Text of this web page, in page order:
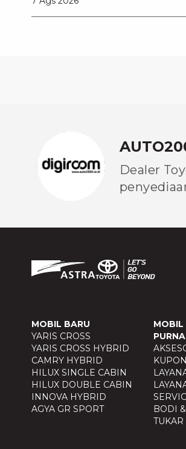
Baik untuk Mobil Toyota
Anda?
Dealer
MOBIL BARU
YARIS CROSS
YARIS CROSS HYBRID
CAMRY HYBRID
HILUX SINGLE CABIN
HILUX DOUBLE CABIN
INNOVA HYBRID
AGYA GR SPORT
MOBIL
BODI